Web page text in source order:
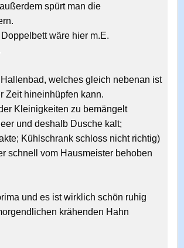
spürt man die
wäre hier m.E.
welches gleich nebenan ist
Zeit hineinhüpfen kann.
Kleinigkeiten zu bemängelt
und deshalb Dusche kalt;
Kühlschrank schloss nicht richtig)
schnell vom Hausmeister behoben
und es ist wirklich schön ruhig
krähenden Hahn